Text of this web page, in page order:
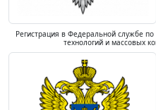
Регистрация в Федеральной службе
технологий и массовых